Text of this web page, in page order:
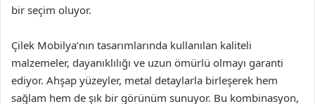
bir seçim oluyor.
Çilek Mobilya’nın tasarımlarında kullanılan kaliteli
malzemeler, dayanıklılığı ve uzun ömürlü olmayı garanti
ediyor. Ahşap yüzeyler, metal detaylarla birleşerek hem
sağlam hem de şık bir görünüm sunuyor. Bu kombinasyon,